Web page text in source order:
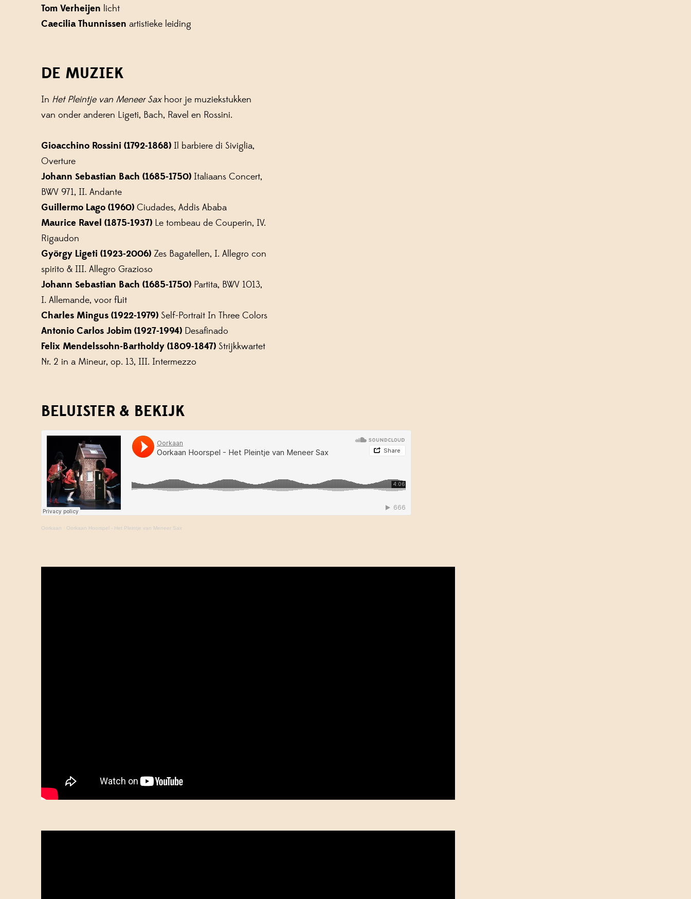
Tom Verheijen licht
Caecilia Thunnissen artistieke leiding
DE MUZIEK
In Het Pleintje van Meneer Saxhoor je muziekstukken
van onder anderen Ligeti, Bach, Ravel en Rossini.
Gioacchino Rossini (1792-1868) Il barbiere di Siviglia,
Overture
Johann Sebastian Bach (1685-1750) Italiaans Concert,
BWV 971, II. Andante
Guillermo Lago (1960) Ciudades, Addis Ababa
Maurice Ravel (1875-1937) Le tombeau de Couperin, IV.
Rigaudon
György Ligeti (1923-2006) Zes Bagatellen, I. Allegro con
spirito & III. Allegro Grazioso
Johann Sebastian Bach (1685-1750) Partita, BWV 1013,
I. Allemande, voor fluit
Charles Mingus (1922-1979) Self-Portrait In Three Colors
Antonio Carlos Jobim (1927-1994) Desafinado
Felix Mendelssohn-Bartholdy (1809-1847) Strijkkwartet
Nr. 2 in a Mineur, op. 13, III. Intermezzo
BELUISTER & BEKIJK
Oorkaan · Oorkaan Hoorspel - Het Pleintje van Meneer Sax